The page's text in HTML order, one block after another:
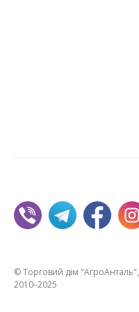
© Торговий дім "АгроАнталь",
2010–2025